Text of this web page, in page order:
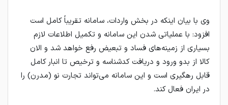
وی با بیان اینکه در بخش واردات، سامانه تقریباً کامل است
افزود: با عملیاتی شدن این سامانه و تکمیل اطلاعات لازم
بسیاری از زمینه‌های فساد و تبعیض رفع خواهد شد و الان
کالا از بدو ورود و دریافت کدشناسه و ترخیص تا انبار کامل
قابل رهگیری است و این سامانه می‌تواند تجارت نو (مدرن) را
در ایران فعال کند.